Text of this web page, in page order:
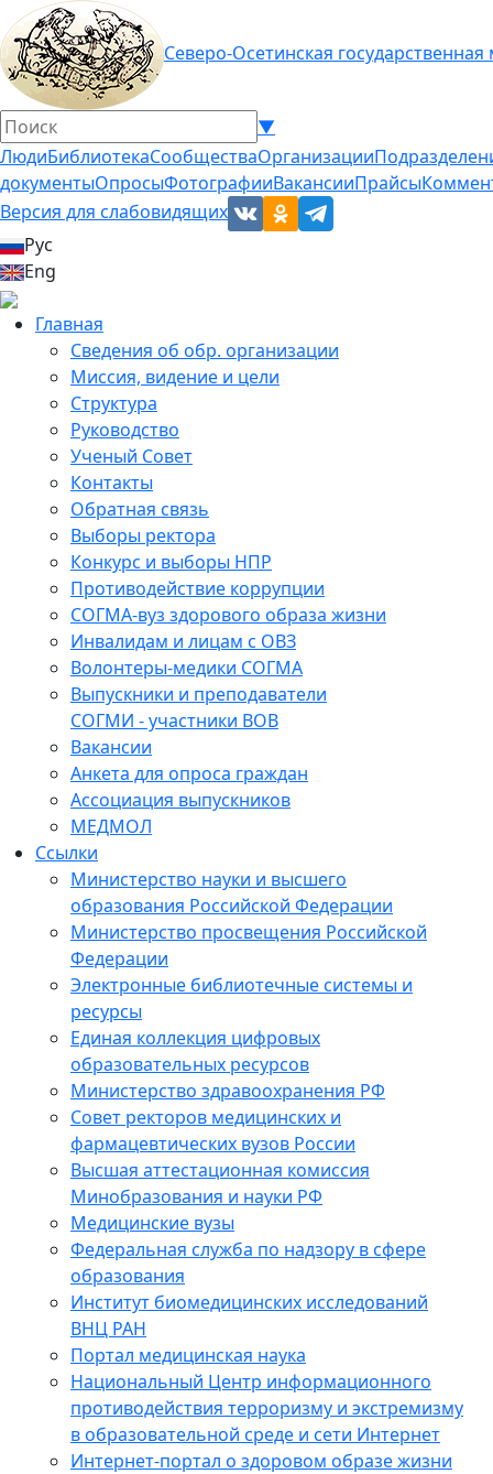
Северо-Осетинская
▼
ЛюдиБиблиотекаСообществаОрганизации
документыОпросыФотографииВакансииПрайсы
Версия для слабовидящих
Рус
Eng
Главная
Сведения об обр. организации
Миссия, видение и цели
Структура
Руководство
Ученый Совет
Контакты
Обратная связь
Выборы ректора
Конкурс и выборы НПР
Противодействие коррупции
СОГМА-вуз здорового образа жизни
Инвалидам и лицам с ОВЗ
Волонтеры-медики СОГМА
Выпускники и преподаватели
СОГМИ - участники ВОВ
Вакансии
Анкета для опроса граждан
Ассоциация выпускников
МЕДМОЛ
Ссылки
Министерство науки и высшего
образования Российской Федерации
Министерство просвещения Российской
Федерации
Электронные библиотечные системы и
ресурсы
Единая коллекция цифровых
образовательных ресурсов
Министерство здравоохранения РФ
Совет ректоров медицинских и
фармацевтических вузов России
Высшая аттестационная комиссия
Минобразования и науки РФ
Медицинские вузы
Федеральная служба по надзору в сфере
образования
Институт биомедицинских исследований
ВНЦ РАН
Портал медицинская наука
Национальный Центр информационного
противодействия терроризму и экстремизму
в образовательной среде и сети Интернет
Интернет-портал о здоровом образе жизни